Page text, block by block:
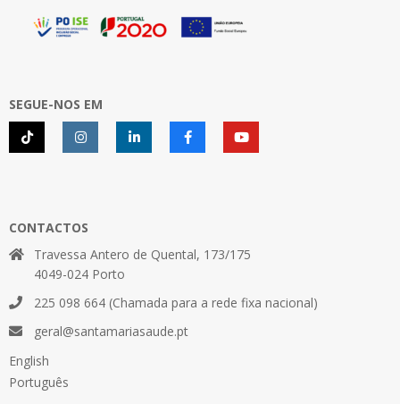
SEGUE-NOS EM
CONTACTOS
Travessa Antero de Quental, 173/175
4049-024 Porto
225 098 664 (Chamada para a rede fixa nacional)
geral@santamariasaude.pt
English
Português